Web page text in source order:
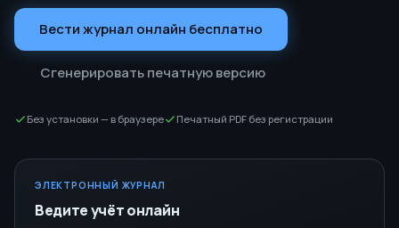
Вести журнал онлайн бесплатно
Сгенерировать печатную версию
Без установки — в браузере Печатный PDF без регистрации
ЭЛЕКТРОННЫЙ ЖУРНАЛ
Ведите учёт онлайн